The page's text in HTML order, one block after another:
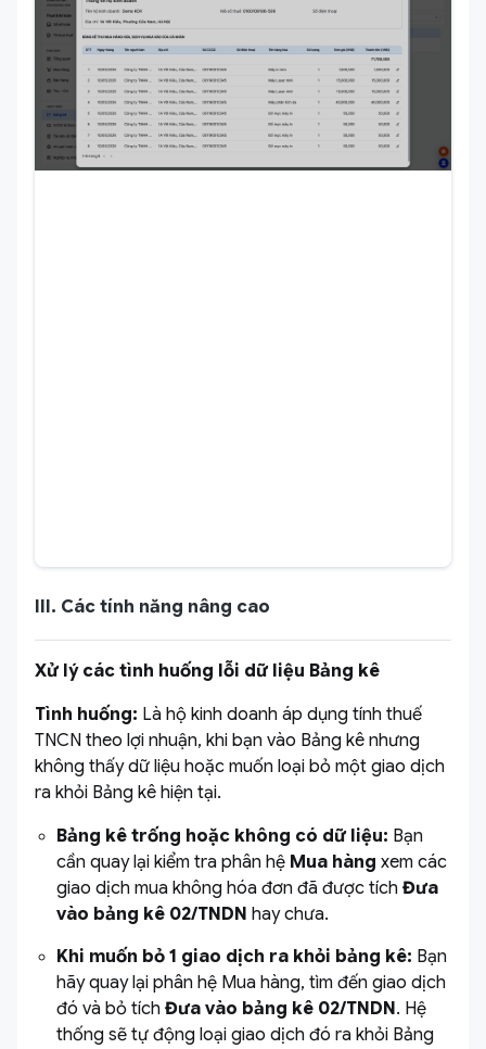
III. Các tính năng nâng cao
Xử lý các tình huống lỗi dữ liệu Bảng kê
Tình huống: Là hộ kinh doanh áp dụng tính thuế
TNCN theo lợi nhuận, khi bạn vào Bảng kê nhưng
không thấy dữ liệu hoặc muốn loại bỏ một giao dịch
ra khỏi Bảng kê hiện tại.
Bảng kê trống hoặc không có dữ liệu: Bạn
cần quay lại kiểm tra phân hệ Mua hàng xem các
giao dịch mua không hóa đơn đã được tích Đưa
vào bảng kê 02/TNDN hay chưa.
Khi muốn bỏ 1 giao dịch ra khỏi bảng kê: Bạn
hãy quay lại phân hệ Mua hàng, tìm đến giao dịch
đó và bỏ tích Đưa vào bảng kê 02/TNDN. Hệ
thống sẽ tự động loại giao dịch đó ra khỏi Bảng